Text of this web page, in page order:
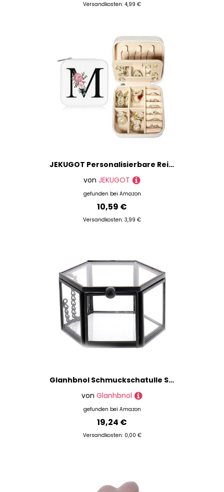
Versandkosten: 4,99 €
JEKUGOT Personalisierbare Reise-Schmuckschatulle, Alphabet-Schmuck-Organizer, kleine Reise-Schmuck-Aufbewahrungsbox mit Spiegel, tragbare Schmuckschatulle, Geburtstagsgeschenk für Frauen,
von JEKUGOT
gefunden bei Amazon
10,59 €
Versandkosten: 3,99 €
Glanhbnol Schmuckschatulle Schmuckschatulle Klarer Behälter Sechseckige Aufbewahrung Vintage Schmuckschatulle Vintage Aufbewahrungsbox
von Glanhbnol
gefunden bei Amazon
19,24 €
Versandkosten: 0,00 €